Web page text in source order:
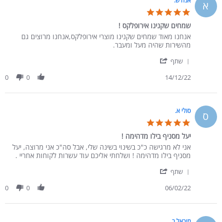
א
שמחים שקנינו אירופלקס !
Review by אנה ש. on 14 Dec 2022
review stating שמחים שקנינו אירופלקס !
אנחנו מאוד שמחים שקנינו מוצרי אירופלקס,אנחנו מרוצים גם
מהשירות שהיה מעל ומעבר.
שתף
14/12/22
0
0
ס סולי א.
יעל מסניף בילו מדהימה !
Review by סולי א. on 6 Feb 2022
review stating יעל מסניף בילו מדהימה !
אני לא מרגישה כ"כ בשינוי בשינה שלי, אבל סה"כ אני מרוצה, יעל
מסניף בילו מדהימה ! ושלחתי אליכם עוד עשרות לקוחות אחריי .
שתף
06/02/22
0
0